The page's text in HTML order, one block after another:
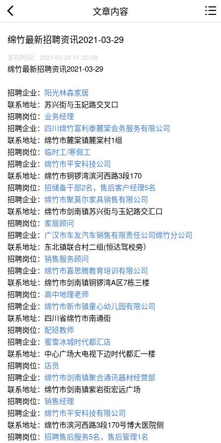
文章内容
绵竹最新招聘资讯2021-03-29
发布时间：2021-03-29 01:30:08
绵竹最新招聘资讯2021-03-29
招聘企业： 阳光林森家居
联系地址：苏兴街与玉妃路交叉口
招聘岗位： 业务经理
招聘企业： 四川绵竹富利泰麓棠会务服务有限公司
联系地址：绵竹市麓棠镇麓棠村1组
招聘岗位： 临时工/寒假工
招聘企业： 绵竹市平安科技公司
联系地址：绵竹市铜锣湾滨河西路3段170
招聘岗位： 招储备干部2名，售后客户经理5名
招聘企业： 绵竹市聚莫尔家具销售有限公司
联系地址：绵竹市剑南镇苏兴街与玉妃路交汇口
招聘岗位： 家居顾问
招聘企业： 广汉市车友汽车销售有限责任公司绵竹分公司
联系地址：东北镇联合村二组(恒达驾校旁）
招聘岗位： 销售服务顾问
招聘企业： 绵竹市嘉思腾教育培训有限公司
联系地址：绵竹市剑南镇铜锣湾A区7栋三楼
招聘岗位： 高中地理老师
招聘企业： 绵竹市新市镇童心幼儿园有限公司
联系地址：四川省绵竹市南通街
招聘岗位： 配班教师
招聘企业： 蜜雪冰城时代都汇店
联系地址：中心广场大电视下边时代都汇一楼
招聘岗位： 店员
招聘企业： 绵竹市剑南镇聚合通讯器材经营部
联系地址：绵竹市剑南镇紫岩街宏远广场
招聘岗位： 销售经理
招聘企业： 绵竹市平安科技有限公司
联系地址：绵竹市滨河西路3段170号博大医院侧
招聘岗位： 招聘售后服务5名，售后管理1名